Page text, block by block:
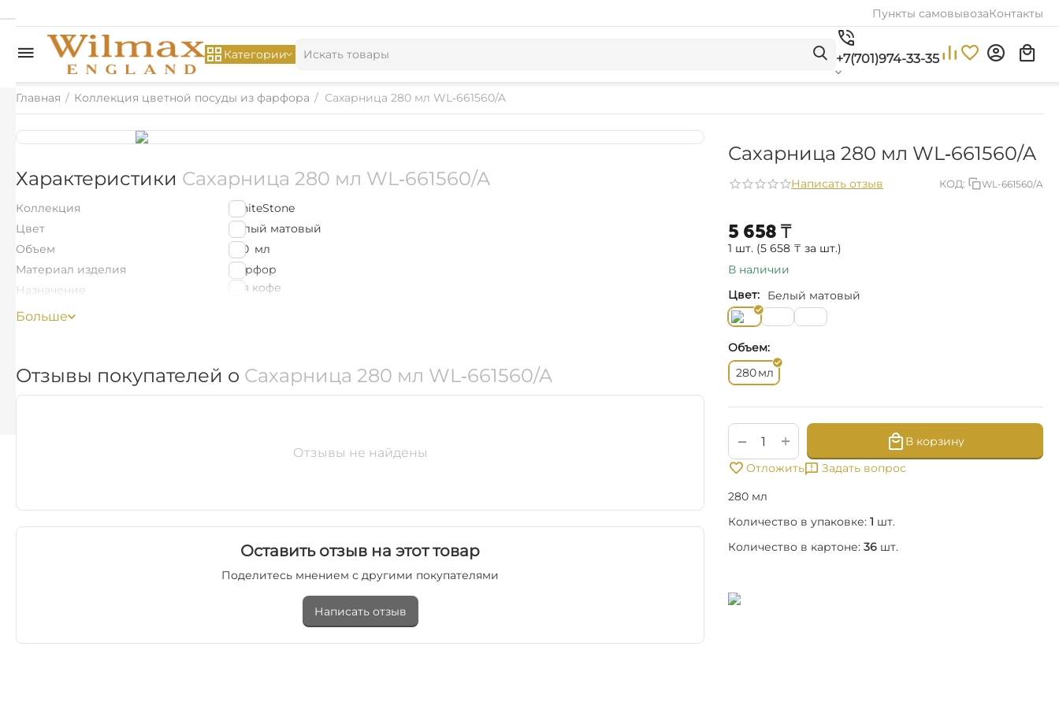
Пункты самовывозаКонтакты
Категории +7(701)974-33-35
Главная / Коллекция цветной посуды из фарфора / Сахарница 280 мл WL‑661560/A
Сахарница 280 мл WL‑661560/A
Написать отзыв КОД: WL-661560/A
5 658 ₸
1 шт. (5 658 ₸ за шт.)
В наличии
Цвет:
Белый матовый
Объем:
280мл
+
−
В корзину
Отложить
Задать вопрос
280 мл
Количество в упаковке: 1 шт.
Количество в картоне: 36 шт.
Характеристики Сахарница 280 мл WL‑661560/A
Коллекция
WhiteStone
Цвет
Белый матовый
Объем
280 мл
Материал изделия
Фарфор
Назначение
для кофе
Найти похожие
Больше
Отзывы покупателей о Сахарница 280 мл WL‑661560/A
Отзывы не найдены
Оставить отзыв на этот товар
Поделитесь мнением с другими покупателями
Написать отзыв